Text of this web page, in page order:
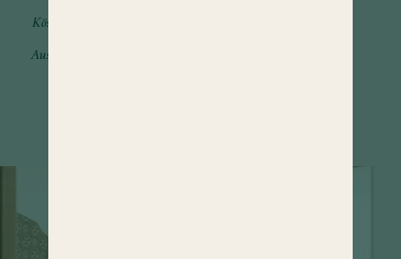
Köstlichkeiten und Verwöhnendes von
Auswahl an anregenden Programmen.